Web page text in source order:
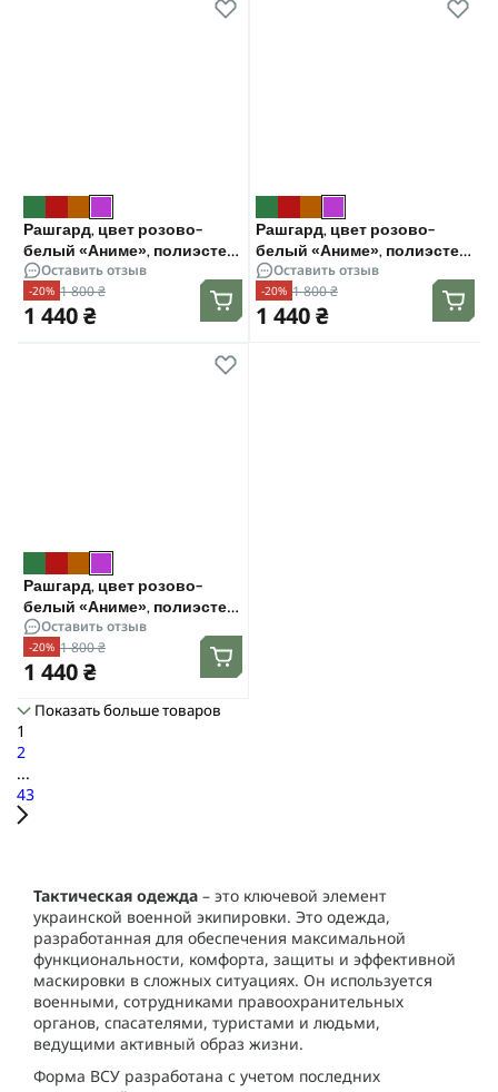
Рашгард, цвет розово-
белый «Аниме», полиэстер.
Размер XXL
Оставить отзыв
-20% 1 800 ₴
1 440 ₴
Рашгард, цвет розово-
белый «Аниме», полиэстер.
Размер L
Оставить отзыв
-20% 1 800 ₴
1 440 ₴
Рашгард, цвет розово-
белый «Аниме», полиэстер.
Размер S
Оставить отзыв
-20% 1 800 ₴
1 440 ₴
Показать больше товаров
1
2
...
43
Тактическая одежда – это ключевой элемент
украинской военной экипировки. Это одежда,
разработанная для обеспечения максимальной
функциональности, комфорта, защиты и эффективной
маскировки в сложных ситуациях. Он используется
военными, сотрудниками правоохранительных
органов, спасателями, туристами и людьми,
ведущими активный образ жизни.
Форма ВСУ разработана с учетом последних